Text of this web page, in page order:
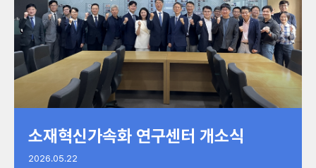
소재혁신가속화 연구센터 개소식
2026.05.22